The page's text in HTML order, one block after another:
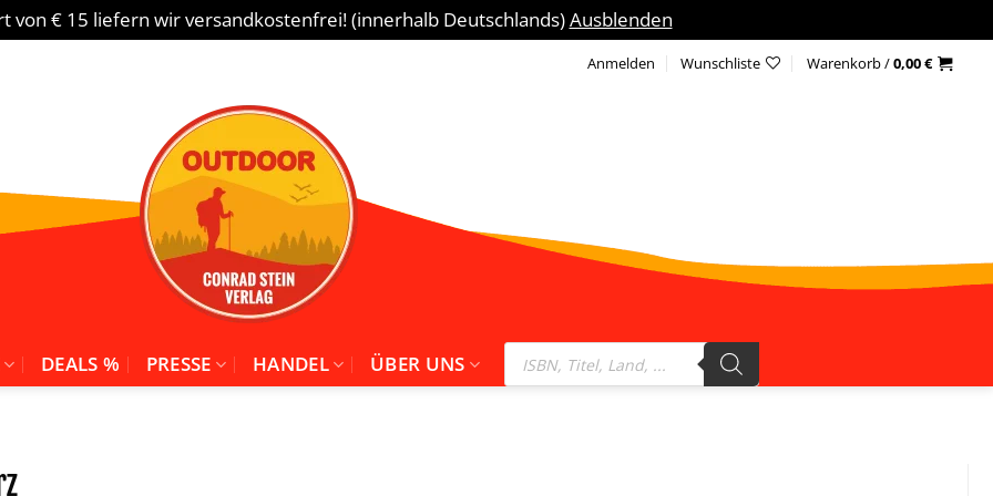
von € 15 liefern wir versandkostenfrei! (innerhalb Deutschlands)Ausblenden
Anmelden Wunschliste Warenkorb /0,00€
DEALS % PRESSE HANDEL ÜBER UNS
Products
search